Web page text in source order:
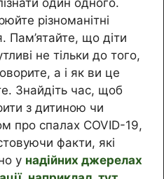
один одного.
різноманітні
Пам’ятайте, що діти
не тільки до того,
а і як ви це
Знайдіть час, щоб
з дитиною чи
про спалах COVID-19,
факти, які
у надійних джерелах